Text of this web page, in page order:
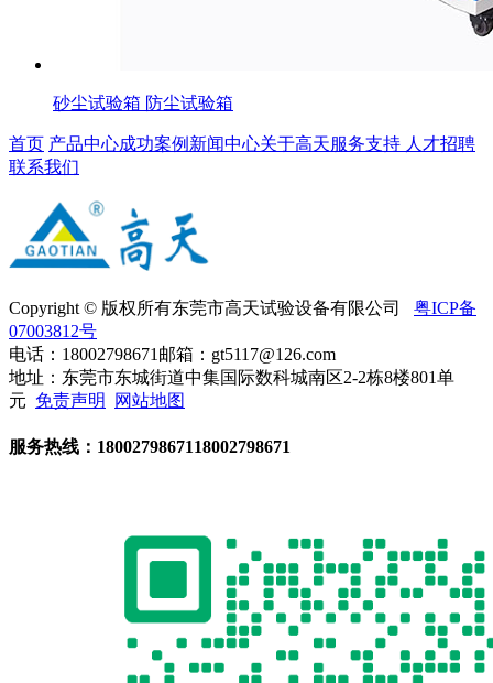
砂尘试验箱 防尘试验箱
首页 产品中心成功案例 新闻中心关于高天服务支持 人才招聘
联系我们
Copyright © 版权所有东莞市高天试验设备有限公司 粤ICP备
07003812号
电话：18002798671 邮箱：gt5117@126.com
地址：东莞市东城街道中集国际数科城南区2-2栋8楼801单
元 免责声明 网站地图
服务热线： 1800279867118002798671